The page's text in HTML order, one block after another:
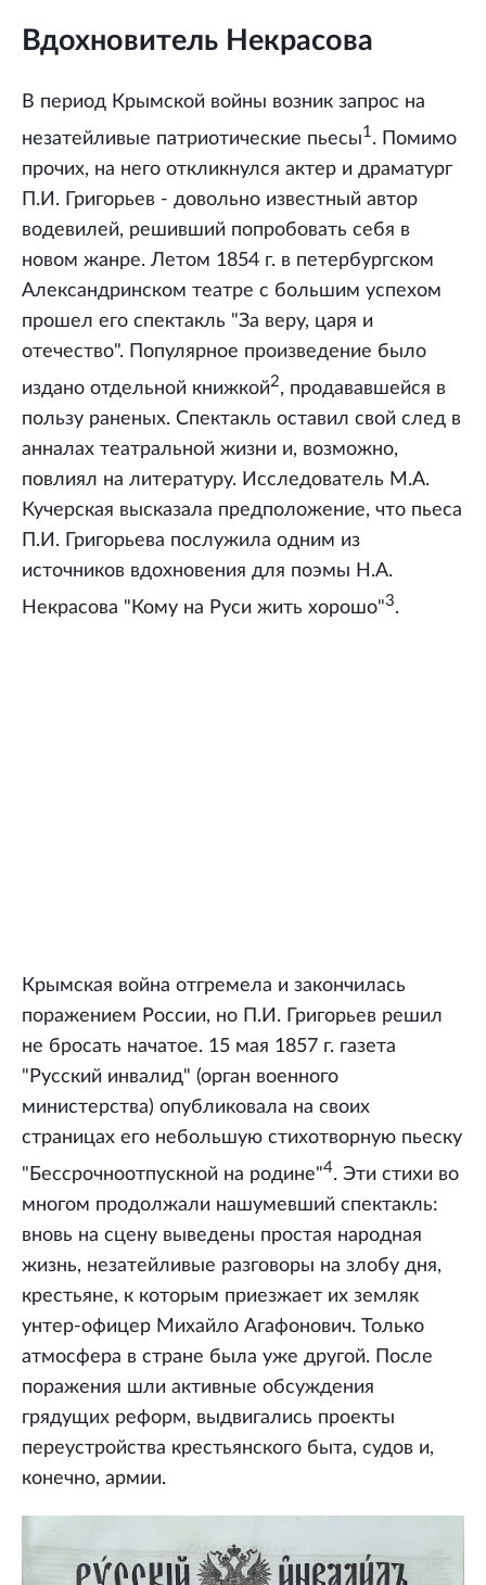
Вдохновитель Некрасова
В период Крымской войны возник запрос на
незатейливые патриотические пьесы1. Помимо
прочих, на него откликнулся актер и драматург
П.И. Григорьев - довольно известный автор
водевилей, решивший попробовать себя в
новом жанре. Летом 1854 г. в петербургском
Александринском театре с большим успехом
прошел его спектакль "За веру, царя и
отечество". Популярное произведение было
издано отдельной книжкой2, продававшейся в
пользу раненых. Спектакль оставил свой след в
анналах театральной жизни и, возможно,
повлиял на литературу. Исследователь М.А.
Кучерская высказала предположение, что пьеса
П.И. Григорьева послужила одним из
источников вдохновения для поэмы Н.А.
Некрасова "Кому на Руси жить хорошо"3.
Крымская война отгремела и закончилась
поражением России, но П.И. Григорьев решил
не бросать начатое. 15 мая 1857 г. газета
"Русский инвалид" (орган военного
министерства) опубликовала на своих
страницах его небольшую стихотворную пьеску
"Бессрочноотпускной на родине"4. Эти стихи во
многом продолжали нашумевший спектакль:
вновь на сцену выведены простая народная
жизнь, незатейливые разговоры на злобу дня,
крестьяне, к которым приезжает их земляк
унтер-офицер Михайло Агафонович. Только
атмосфера в стране была уже другой. После
поражения шли активные обсуждения
грядущих реформ, выдвигались проекты
переустройства крестьянского быта, судов и,
конечно, армии.